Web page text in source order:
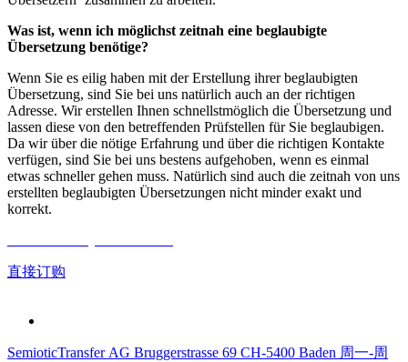
Was ist, wenn ich möglichst zeitnah eine beglaubigte
Übersetzung benötige?
Wenn Sie es eilig haben mit der Erstellung ihrer beglaubigten
Übersetzung, sind Sie bei uns natürlich auch an der richtigen
Adresse. Wir erstellen Ihnen schnellstmöglich die Übersetzung und
lassen diese von den betreffenden Prüfstellen für Sie beglaubigen.
Da wir über die nötige Erfahrung und über die richtigen Kontakte
verfügen, sind Sie bei uns bestens aufgehoben, wenn es einmal
etwas schneller gehen muss. Natürlich sind auch die zeitnah von uns
erstellten beglaubigten Übersetzungen nicht minder exakt und
korrekt.
直接订购
SemioticTransfer AG Bruggerstrasse 69 CH-5400 Baden 周一-周